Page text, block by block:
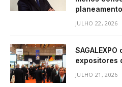
JULHO 22, 2026
expositores
JULHO 21, 2026